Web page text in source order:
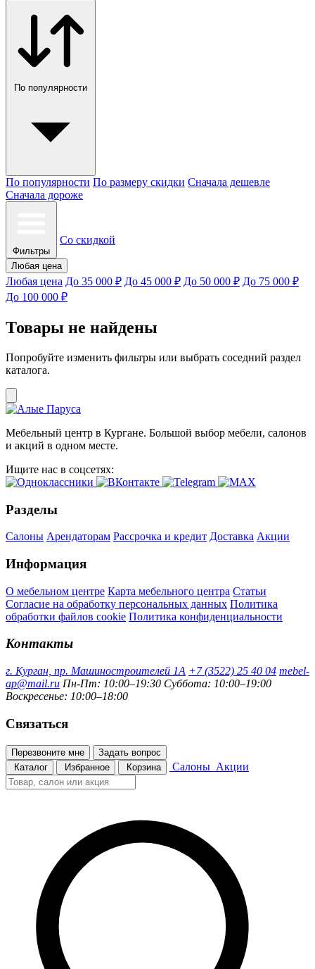
По популярности
По популярности По размеру скидки Сначала дешевле
Сначала дороже
Фильтры
Со скидкой
Любая цена
Любая цена До 35 000 ₽ До 45 000 ₽ До 50 000 ₽ До 75 000 ₽
До 100 000 ₽
Товары не найдены
Попробуйте изменить фильтры или выбрать соседний раздел
каталога.
Мебельный центр в Кургане. Большой выбор мебели, салонов
и акций в одном месте.
Ищите нас в соцсетях:
Разделы
Салоны Арендаторам Рассрочка и кредит Доставка Акции
Информация
О мебельном центре Карта мебельного центра Статьи
Согласие на обработку персональных данных Политика
обработки файлов cookie Политика конфиденциальности
Контакты
г. Курган, пр. Машиностроителей 1А +7 (3522) 25 40 04 mebel-
ap@mail.ru Пн-Пт: 10:00–19:30 Суббота: 10:00–19:00
Воскресенье: 10:00–18:00
Связаться
Перезвоните мне
Задать вопрос
Каталог
Избранное Корзина Салоны Акции